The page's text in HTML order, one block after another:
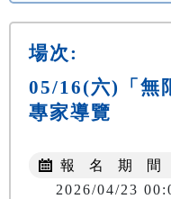
場次:
05/16(六)「無
專家導覽
報 名 期 間
2026/04/23